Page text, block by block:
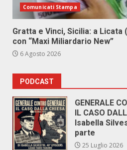
Comunicati Stampa
Gratta e Vinci, Sicilia: a Licata
con “Maxi Miliardario New”
6 Agosto 2026
PODCAST
GENERALE
IL CASO
Isabella
parte
25 Luglio 2026